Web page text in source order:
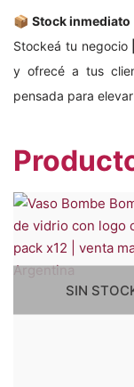
📦 Stock inmediato
Stockeá tu negocio|
y ofrecé a tus
pensada para
SIN